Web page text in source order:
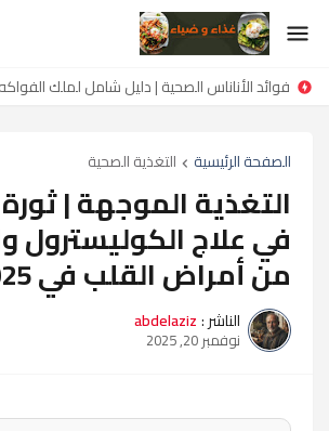
فوائد الأناناس الصحية | دليل شامل لملك الفواكه
الصفحة الرئيسية التغذية الصحية
التغذية الموجهة |
في علاج الكوليسترول
من أمراض القلب في 2025
الناشر :abdelaziz
نوفمبر 20, 2025